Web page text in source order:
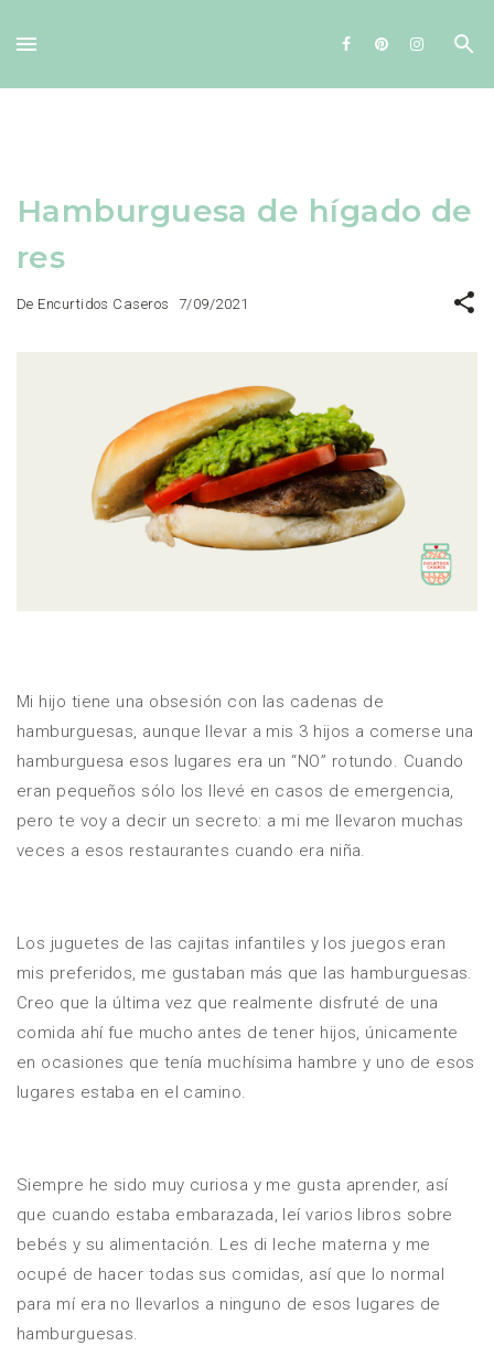
Hamburguesa de hígado de
res
De Encurtidos Caseros 7/09/2021
Mi hijo tiene una obsesión con las cadenas de
hamburguesas, aunque llevar a mis 3 hijos a comerse una
hamburguesa esos lugares era un “NO” rotundo. Cuando
eran pequeños sólo los llevé en casos de emergencia,
pero te voy a decir un secreto: a mi me llevaron muchas
veces a esos restaurantes cuando era niña.
Los juguetes de las cajitas infantiles y los juegos eran
mis preferidos, me gustaban más que las hamburguesas.
Creo que la última vez que realmente disfruté de una
comida ahí fue mucho antes de tener hijos, únicamente
en ocasiones que tenía muchísima hambre y uno de esos
lugares estaba en el camino.
Siempre he sido muy curiosa y me gusta aprender, así
que cuando estaba embarazada, leí varios libros sobre
bebés y su alimentación. Les di leche materna y me
ocupé de hacer todas sus comidas, así que lo normal
para mí era no llevarlos a ninguno de esos lugares de
hamburguesas.